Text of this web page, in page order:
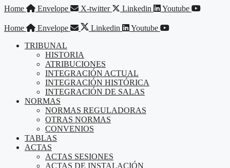
Saltar
contenido
Home Envelope X-twitter Linkedin Youtube
Home Envelope Linkedin
Youtube
TRIBUNAL
HISTORIA
ATRIBUCIONES
INTEGRACIÓN ACTUAL
INTEGRACIÓN HISTÓRICA
INTEGRACIÓN DE SALAS
NORMAS
NORMAS REGULADORAS
OTRAS NORMAS
CONVENIOS
TABLAS
ACTAS
ACTAS SESIONES
ACTAS DE INSTALACIÓN